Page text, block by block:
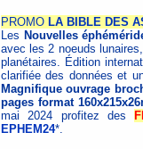
PROMO LA BIBLE DES
Les Nouvelles
avec les 2 noeuds
planétaires. Édition
clarifiée des données et
Magnifique ouvrage
pages format
mai 2024 profitez des
EPHEM24*.